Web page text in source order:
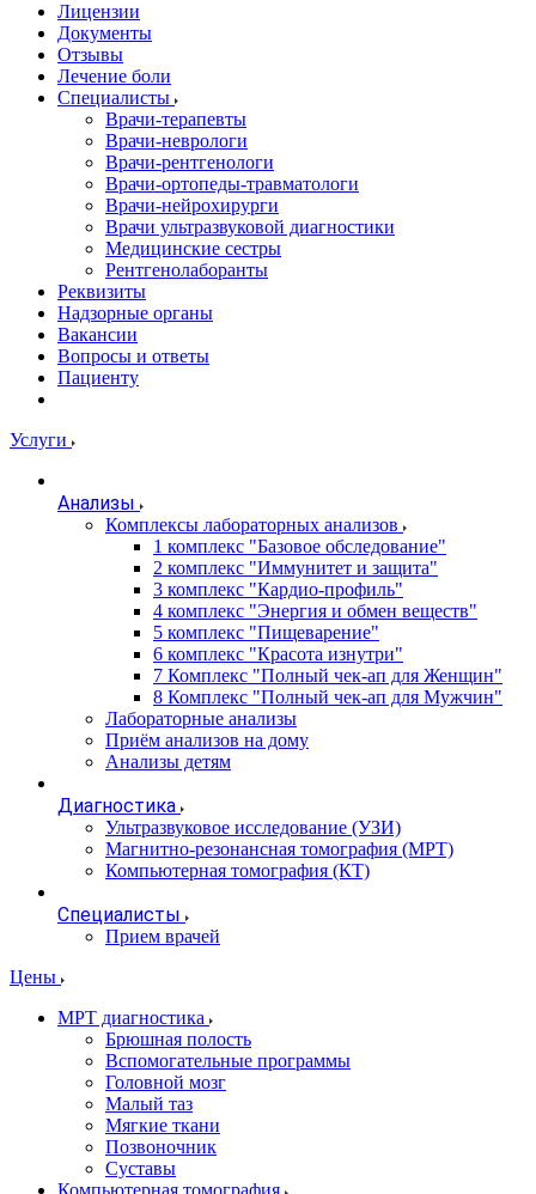
Лицензии
Документы
Отзывы
Лечение боли
Специалисты
Врачи-терапевты
Врачи-неврологи
Врачи-рентгенологи
Врачи-ортопеды-травматологи
Врачи-нейрохирурги
Врачи ультразвуковой диагностики
Медицинские сестры
Рентгенолаборанты
Реквизиты
Надзорные органы
Вакансии
Вопросы и ответы
Пациенту
Услуги
Анализы
Комплексы лабораторных анализов
1 комплекс "Базовое обследование"
2 комплекс "Иммунитет и защита"
3 комплекс "Кардио-профиль"
4 комплекс "Энергия и обмен веществ"
5 комплекс "Пищеварение"
6 комплекс "Красота изнутри"
7 Комплекс "Полный чек-ап для Женщин"
8 Комплекс "Полный чек-ап для Мужчин"
Лабораторные анализы
Приём анализов на дому
Анализы детям
Диагностика
Ультразвуковое исследование (УЗИ)
Магнитно-резонансная томография (МРТ)
Компьютерная томография (КТ)
Специалисты
Прием врачей
Цены
МРТ диагностика
Брюшная полость
Вспомогательные программы
Головной мозг
Малый таз
Мягкие ткани
Позвоночник
Суставы
Компьютерная томография